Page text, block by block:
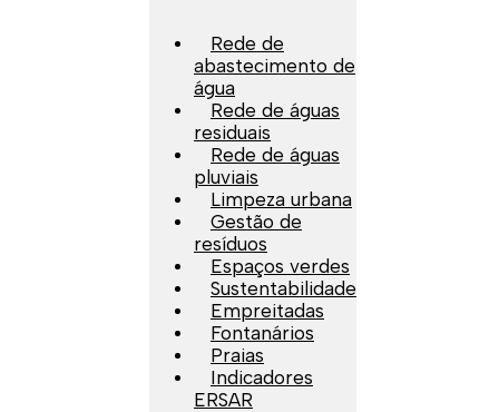
Rede de
abastecimento de
água
Rede de águas
residuais
Rede de águas
pluviais
Limpeza urbana
Gestão de
resíduos
Espaços verdes
Sustentabilidade
Empreitadas
Fontanários
Praias
Indicadores
ERSAR